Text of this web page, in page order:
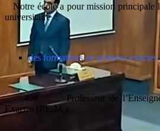
Notre école a pour mission principale
universitaire :
des formateurs en sciences
- 408 Professeur de
Exactes (P.E.M.).